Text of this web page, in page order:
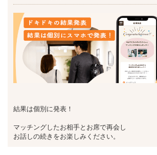
結果は個別に発表！
マッチングしたお相手とお席で再会し
お話しの続きをお楽しみください。